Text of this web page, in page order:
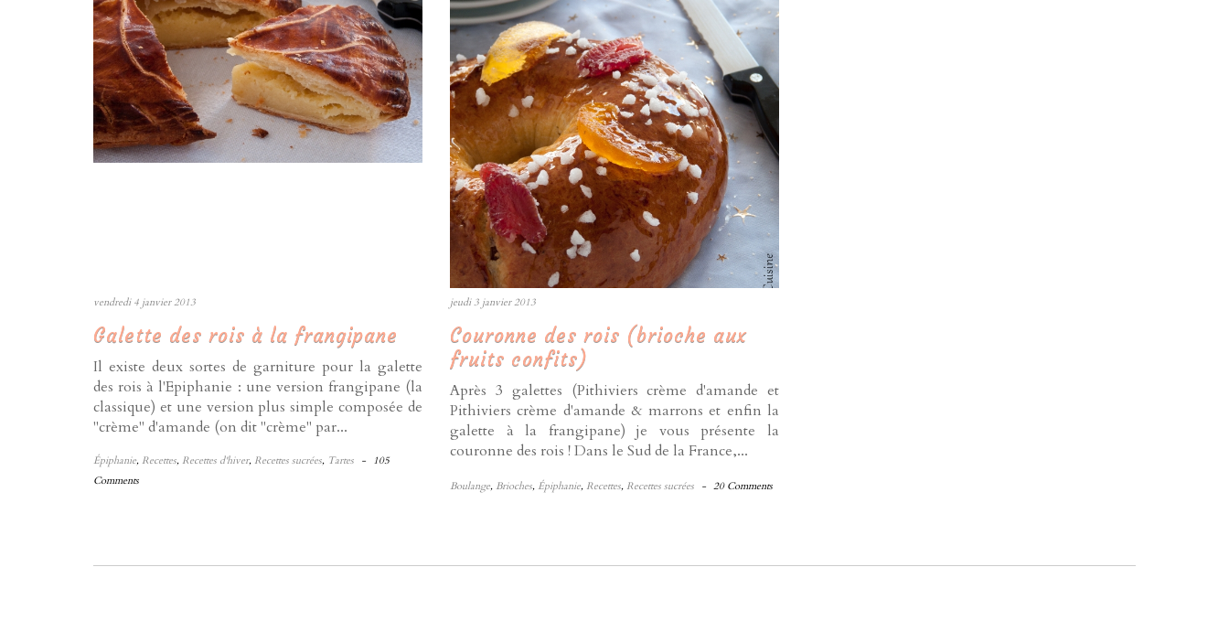
vendredi 4 janvier 2013
Galette des rois à la frangipane
Il existe deux sortes de garniture pour la galette
des rois à l'Epiphanie : une version frangipane (la
classique) et une version plus simple composée de
"crème" d'amande (on dit "crème" par...
Épiphanie, Recettes, Recettes d'hiver, Recettes sucrées, Tartes - 105
Comments
jeudi 3 janvier 2013
Couronne des rois (brioche aux
fruits confits)
Après 3 galettes (Pithiviers crème d'amande et
Pithiviers crème d'amande & marrons et enfin la
galette à la frangipane) je vous présente la
couronne des rois ! Dans le Sud de la France,...
Boulange, Brioches, Épiphanie, Recettes, Recettes sucrées - 20 Comments